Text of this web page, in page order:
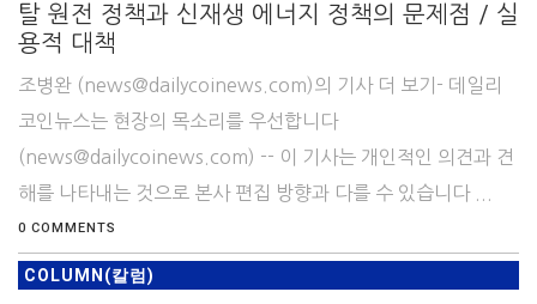
탈 원전 정책과 신재생 에너지 정책의 문제점 / 실
용적 대책
조병완 (news@dailycoinews.com)의 기사 더 보기- 데일리
코인뉴스는 현장의 목소리를 우선합니다
(news@dailycoinews.com) -- 이 기사는 개인적인 의견과 견
해를 나타내는 것으로 본사 편집 방향과 다를 수 있습니다 ...
0 COMMENTS
COLUMN(칼럼)